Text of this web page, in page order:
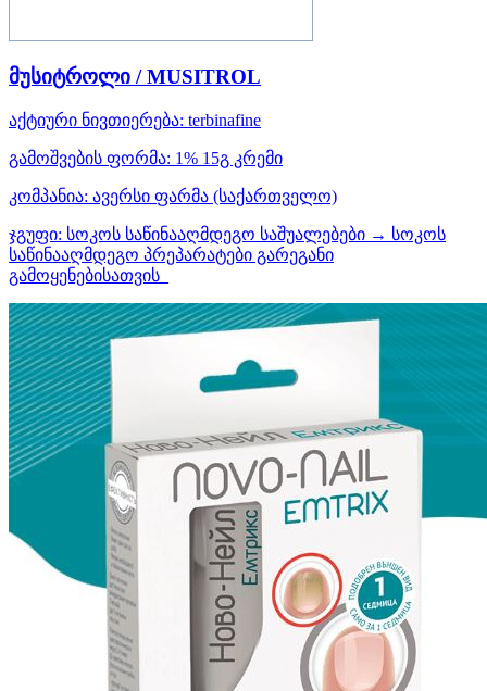
მუსიტროლი / MUSITROL
აქტიური ნივთიერება: terbinafine
გამოშვების ფორმა: 1% 15გ კრემი
კომპანია: ავერსი ფარმა (საქართველო)
ჯგუფი: სოკოს საწინააღმდეგო საშუალებები → სოკოს
საწინააღმდეგო პრეპარატები გარეგანი
გამოყენებისათვის_